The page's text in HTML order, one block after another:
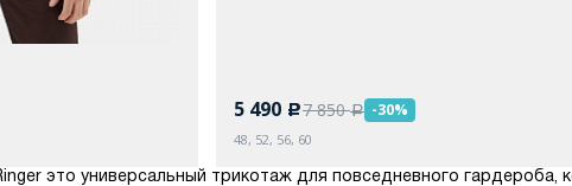
5 490 c7 850a -30%
48, 52, 56, 60
это универсальный трикотаж для повседневного гардероба,